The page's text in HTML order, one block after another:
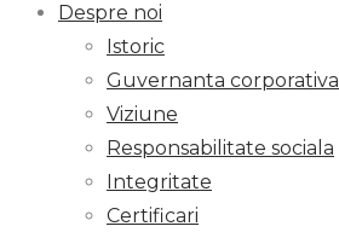
Despre noi
Istoric
Guvernanta corporativa
Viziune
Responsabilitate sociala
Integritate
Certificari